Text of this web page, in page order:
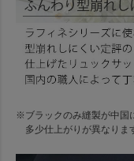
※ブラックのみ縫製が中国
多少仕上がりが異なりま